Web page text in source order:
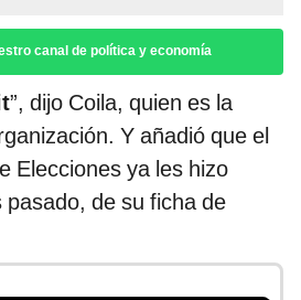
canal de política y economía
”, dijo Coila, quien es la
Y añadió que el
Elecciones ya les hizo
de su ficha de